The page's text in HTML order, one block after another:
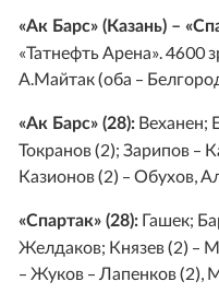
«Ак Барс» (Казань) –
«Татнефть Арена».
А.Майтак (оба –
«Ак Барс» (28): Веханен;
Токранов (2); Зарипов –
Казионов (2) – Обухов,
«Спартак» (28): Гашек;
Желдаков; Князев (2) –
– Жуков – Лапенков (2),